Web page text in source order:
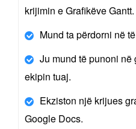
krijimin e Grafikëve Gantt.
Mund ta përdorni në
Ju mund të punoni në
ekipin tuaj.
Ekziston një krijues
Google Docs.